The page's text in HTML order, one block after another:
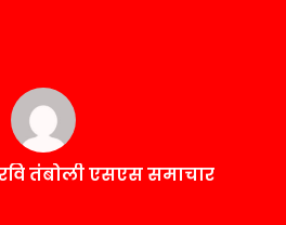
रवि तंबोली एसएस समाचार